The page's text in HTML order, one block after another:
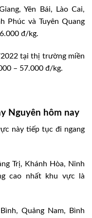
Yên Bái, Lào Cai,
Phúc và Tuyên Quang
đ/kg.
tại thị trường miền
– 57.000 đ/kg.
Nguyên hôm nay
này tiếp tục đi ngang
Trị, Khánh Hòa, Ninh
cao nhất khu vực là
Quảng Nam, Bình